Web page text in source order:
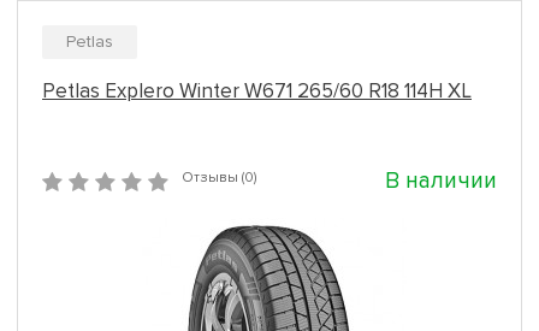
Petlas
Petlas Explero Winter W671 265/60 R18 114H XL
Отзывы (0) В наличии